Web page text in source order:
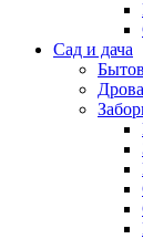
Сад и дача
Дрова